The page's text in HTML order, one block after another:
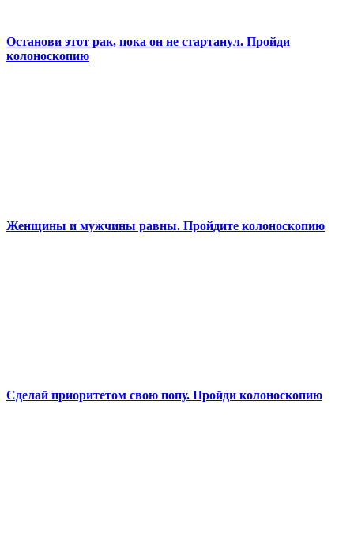
Останови этот рак, пока он не стартанул. Пройди
колоноскопию
Женщины и мужчины равны. Пройдите колоноскопию
Сделай приоритетом свою попу. Пройди колоноскопию